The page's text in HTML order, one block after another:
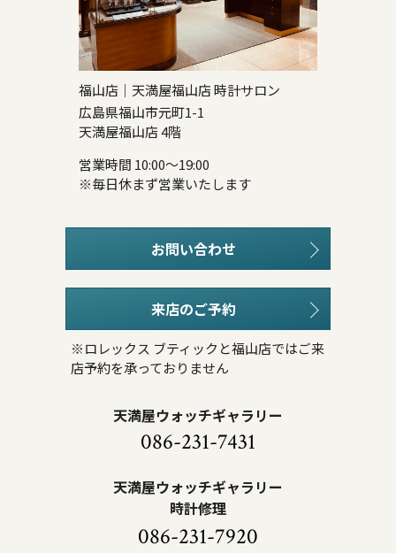
福山店｜天満屋福山店 時計サロン
広島県福山市元町1-1
天満屋福山店 4階
営業時間 10:00～19:00
※毎日休まず営業いたします
お問い合わせ
来店のご予約
※ロレックス ブティックと福山店ではご来
店予約を承っておりません
天満屋ウォッチギャラリー
086-231-7431
天満屋ウォッチギャラリー
時計修理
086-231-7920